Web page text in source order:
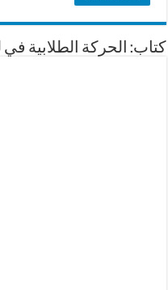
كتاب: الحركة الطلابية في